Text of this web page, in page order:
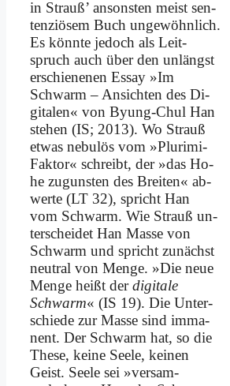
in Strauß’ an­son­sten meist sen­
ten­ziö­sem Buch un­ge­wöhn­lich.
Es könn­te je­doch als Leit­
spruch auch über den un­längst
er­schie­ne­nen Es­say »Im
Schwarm – An­sich­ten des Di­
gi­ta­len« von By­ung-Chul Han
ste­hen (IS; 2013). Wo Strauß
et­was ne­bu­lös vom »Plu­ri­mi-
Fak­tor« schreibt, der »das Ho­
he zu­gun­sten des Brei­ten« ab­
wer­te (LT 32), spricht Han
vom Schwarm. Wie Strauß un­
ter­schei­det Han Mas­se von
Schwarm und spricht zu­nächst
neu­tral von Men­ge. »Die neue
Men­ge heißt derdi­gi­ta­le
Schwarm« (IS 19). Die Un­ter­
schie­de zur Mas­se sind im­ma­
nent. Der Schwarm hat, so die
The­se, kei­ne See­le, kei­nen
Geist. See­le sei »ver­sam­